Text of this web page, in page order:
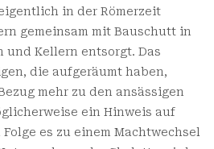
in der Römerzeit
gemeinsam mit Bauschutt in
und Kellern entsorgt. Das
die aufgeräumt haben,
mehr zu den ansässigen
ein Hinweis auf
es zu einem Machtwechsel